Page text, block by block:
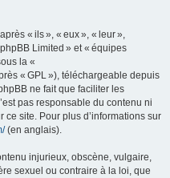
« ils », « eux », « leur »,
Limited » et « équipes
la «
« GPL »), téléchargeable depuis
ne fait que faciliter les
pas responsable du contenu ni
site. Pour plus d’informations sur
(en anglais).
injurieux, obscène, vulgaire,
sexuel ou contraire à la loi, que